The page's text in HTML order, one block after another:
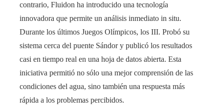
contrario, Fluidon ha introducido una tecnología
innovadora que permite un análisis inmediato in situ.
Durante los últimos Juegos Olímpicos, los III. Probó su
sistema cerca del puente Sándor y publicó los resultados
casi en tiempo real en una hoja de datos abierta. Esta
iniciativa permitió no sólo una mejor comprensión de las
condiciones del agua, sino también una respuesta más
rápida a los problemas percibidos.